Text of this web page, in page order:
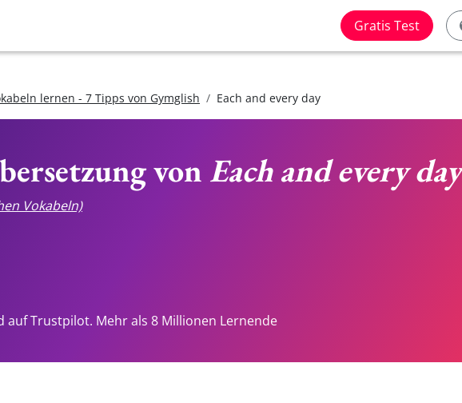
Gratis Test
lernen - 7 Tipps von Gymglish Each and every day
von Each and every day
Vokabeln)
auf Trustpilot. Mehr als 8 Millionen Lernende